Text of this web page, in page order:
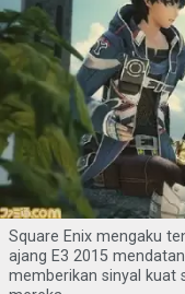
Square Enix mengaku
ajang E3 2015
memberikan sinyal kuat